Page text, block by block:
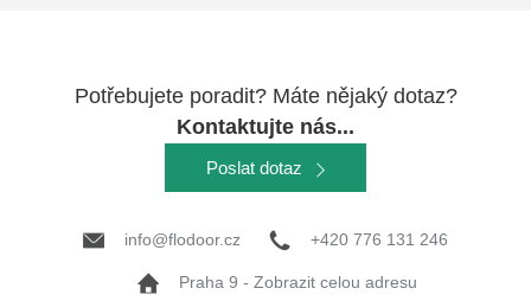
Potřebujete poradit? Máte nějaký dotaz?
Kontaktujte nás...
Poslat dotaz
info@flodoor.cz +420 776 131 246
Praha 9 - Zobrazit celou adresu